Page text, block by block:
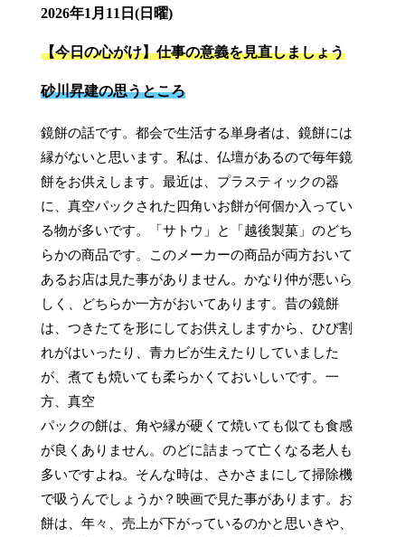
2026年1月11日(日曜)
【今日の心がけ】仕事の意義を見直しましょう
砂川昇建の思うところ
鏡餅の話です。都会で生活する単身者は、鏡餅には
縁がないと思います。私は、仏壇があるので毎年鏡
餅をお供えします。最近は、プラスティックの器
に、真空パックされた四角いお餅が何個か入ってい
る物が多いです。「サトウ」と「越後製菓」のどち
らかの商品です。このメーカーの商品が両方おいて
あるお店は見た事がありません。かなり仲が悪いら
しく、どちらか一方がおいてあります。昔の鏡餅
は、つきたてを形にしてお供えしますから、ひび割
れがはいったり、青カビが生えたりしていました
が、煮ても焼いても柔らかくておいしいです。一
方、真空
パックの餅は、角や縁が硬くて焼いても似ても食感
が良くありません。のどに詰まって亡くなる老人も
多いですよね。そんな時は、さかさまにして掃除機
で吸うんでしょうか？映画で見た事があります。お
餅は、年々、売上が下がっているのかと思いきや、